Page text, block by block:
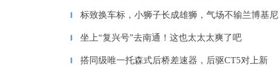
▎ 标致换车标，小狮子长成雄狮，气场不输兰博基尼
▎ 坐上“复兴号”去南通！这也太太太爽了吧
▎ 搭同级唯一托森式后桥差速器，后驱CT5对上新